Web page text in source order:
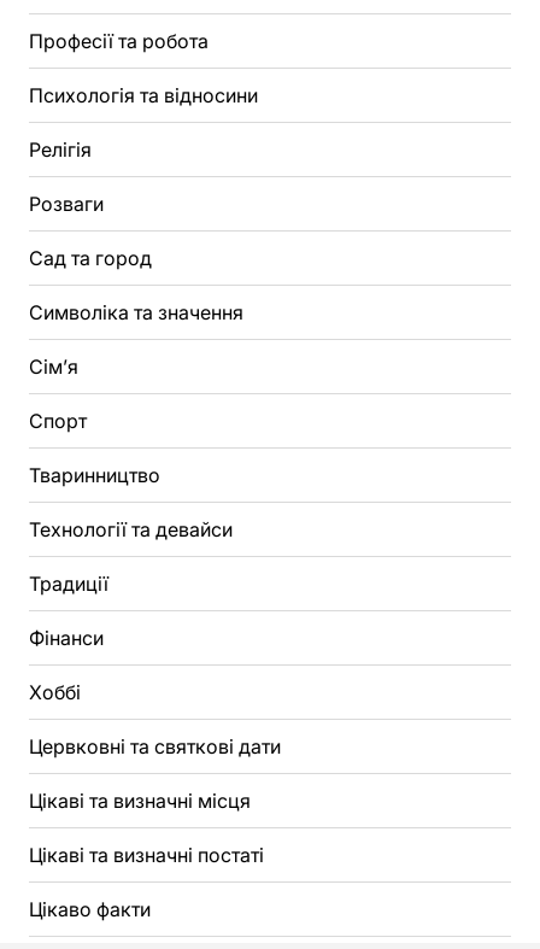
Професії та робота
Психологія та відносини
Релігія
Розваги
Сад та город
Символіка та значення
Сім’я
Спорт
Тваринництво
Технології та девайси
Традиції
Фінанси
Хоббі
Цервковні та святкові дати
Цікаві та визначні місця
Цікаві та визначні постаті
Цікаво факти